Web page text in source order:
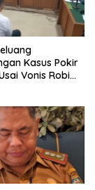
Kasus Pokir
Vonis Robi